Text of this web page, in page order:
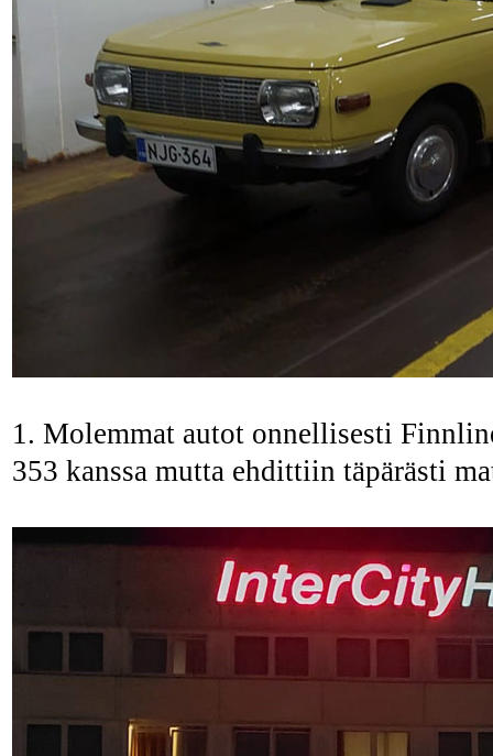
1. Molemmat autot onnellisesti
353 kanssa mutta ehdittiin täpärästi